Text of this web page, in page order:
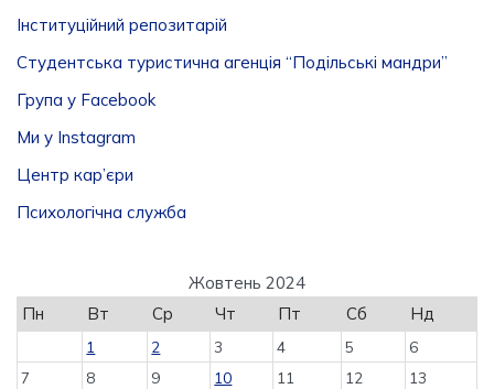
Інституційний репозитарій
Студентська туристична агенція “Подільські мандри”
Група у Facebook
Ми у Instagram
Центр кар’єри
Психологічна служба
Жовтень 2024
Пн
Вт Ср Чт Пт Сб Нд
1 2 3 4 5
6
7
8 9 10 11 12
13